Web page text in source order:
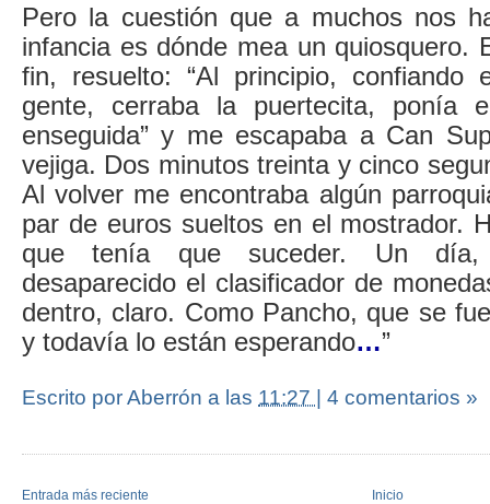
Pero la cuestión que a muchos nos
infancia es dónde mea un quiosquero.
fin, resuelto: “Al principio,
gente, cerraba la puertecita, ponía
enseguida” y me escapaba a Can
vejiga. Dos minutos treinta y cinco
Al volver me encontraba algún
par de euros sueltos en el mostrador.
que tenía que suceder. Un
desaparecido el clasificador de
dentro, claro. Como Pancho, que se
y todavía lo están esperando…”
Escrito por Aberrón a las 11:27 | 4 comentarios »
Entrada más reciente Inicio